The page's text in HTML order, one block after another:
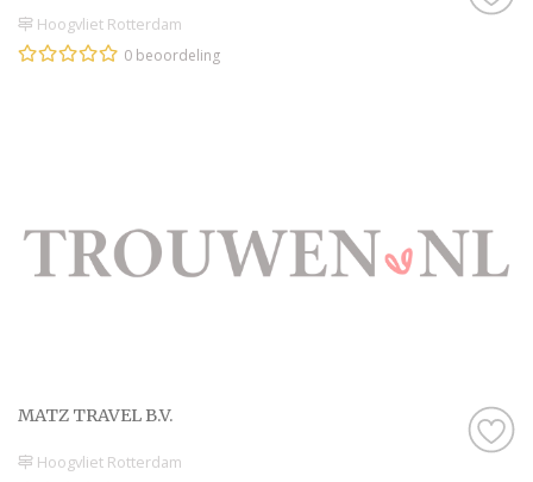
Hoogvliet Rotterdam
0 beoordeling
MATZ TRAVEL B.V.
Hoogvliet Rotterdam